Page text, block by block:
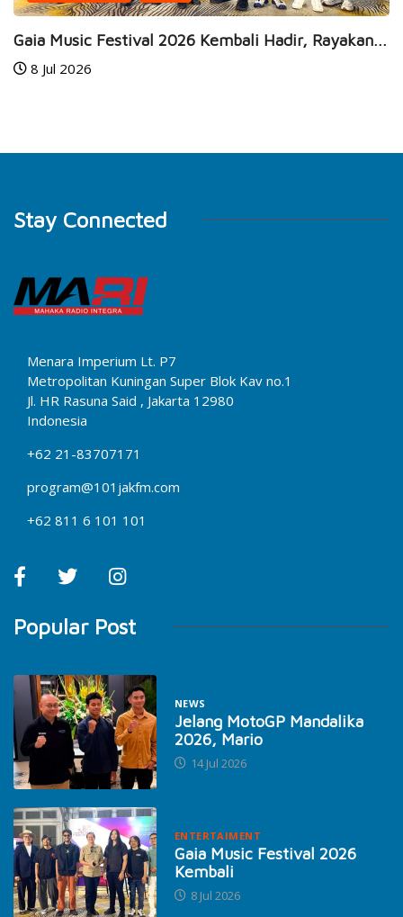
BUSINESS HEALTH
JEC Eye Hospitals & Clinics Raih
Stay Connected
Menara Imperium Lt. P7
Metropolitan Kuningan Super Blok Kav no.1
Jl. HR Rasuna Said , Jakarta 12980
Indonesia
+62 21-83707171
program@101jakfm.com
+62 811 6 101 101
Popular Post
NEWS
Jelang MotoGP Mandalika
2026, Mario
14 Jul 2026
ENTERTAIMENT
Gaia Music Festival 2026
Kembali
8 Jul 2026